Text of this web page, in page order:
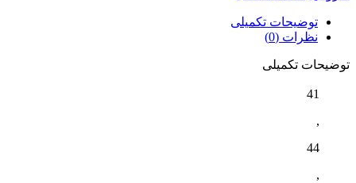
توضیحات تکمیلی
نظرات (0)
توضیحات تکمیلی
41
,
44
,